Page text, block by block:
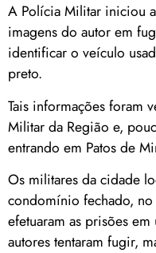
A Polícia Militar iniciou
imagens do autor em
identificar o veículo
preto.
Tais informações foram
Militar da Região e,
entrando em Patos de
Os militares da cidade
condomínio fechado,
efetuaram as prisões
autores tentaram fugir,